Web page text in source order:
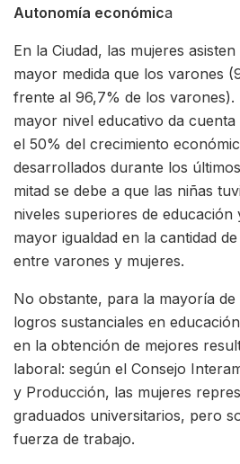
Autonomía económica
En la Ciudad, las mujeres
mayor medida que los varones
frente al 96,7% de los varones).
mayor nivel educativo da
el 50% del crecimiento
desarrollados durante los
mitad se debe a que las niñas
niveles superiores de educación
mayor igualdad en la cantidad
entre varones y mujeres.
No obstante, para la mayoría de
logros sustanciales en
en la obtención de mejores
laboral: según el Consejo
y Producción, las mujeres
graduados universitarios, pero
fuerza de trabajo.